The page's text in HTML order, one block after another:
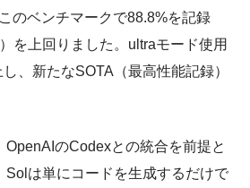
のベンチマークで88.8%を記録
を上回りました。ultraモード使用
、新たなSOTA（最高性能記録）
OpenAIのCodexとの統合を前提と
Solは単にコードを生成するだけで